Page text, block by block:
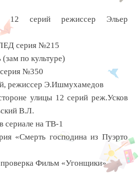
серий режиссер Эльер
серия №215
по культуре)
№350
режиссер Э.Ишмухамедов
улицы 12 серий реж.Усков
В.Л.
сериале на ТВ-1
«Смерть господина из Пуэрто
Фильм «Угонщики»